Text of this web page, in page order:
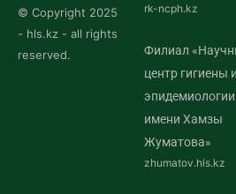
© Copyright 2025
- hls.kz - all rights
reserved.
rk-ncph.kz
Филиал
центр гигиены и
эпидемиологии
имени Хамзы
Жуматова»
zhumatov.hls.kz